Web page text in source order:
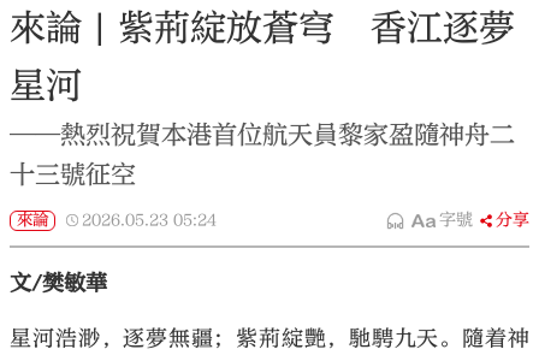
來論 | 紫荊綻放蒼穹 香江逐夢
星河
——熱烈祝賀本港首位航天員黎家盈隨神舟二
十三號征空
來論 2026.05.23 05:24 字號 分享
文/樊敏華
星河浩渺，逐夢無疆；紫荊綻艷，馳騁九天。隨着神